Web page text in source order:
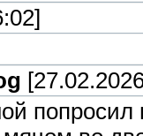
попросил